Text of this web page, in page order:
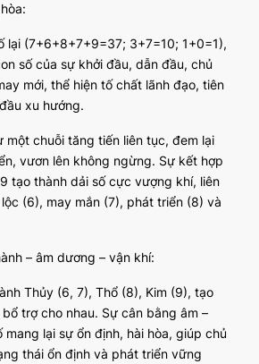
lại (7+6+8+7+9=37; 3+7=10; 1+0=1),
số của sự khởi đầu, dẫn đầu, chủ
mới, thể hiện tố chất lãnh đạo, tiên
xu hướng.
một chuỗi tăng tiến liên tục, đem lại
vươn lên không ngừng. Sự kết hợp
tạo thành dải số cực vượng khí, liên
(6), may mắn (7), phát triển (8) và
– âm dương – vận khí:
Thủy (6, 7), Thổ (8), Kim (9), tạo
trợ cho nhau. Sự cân bằng âm –
lại sự ổn định, hài hòa, giúp chủ
thái ổn định và phát triển vững